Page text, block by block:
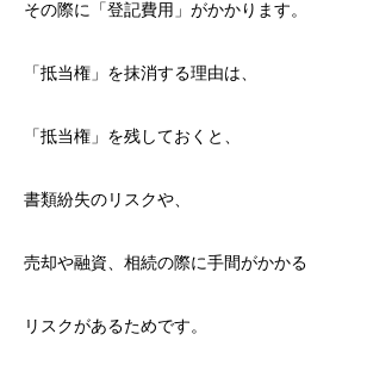
その際に「登記費用」がかかります。
「抵当権」を抹消する理由は、
「抵当権」を残しておくと、
書類紛失のリスクや、
売却や融資、相続の際に手間がかかる
リスクがあるためです。